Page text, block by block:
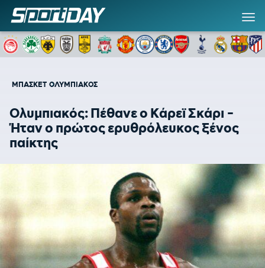
ΜΠΑΣΚΕΤ ΟΛΥΜΠΙΑΚΟΣ
Ολυμπιακός: Πέθανε ο Κάρεϊ Σκάρι -
Ήταν ο πρώτος ερυθρόλευκος ξένος
παίκτης